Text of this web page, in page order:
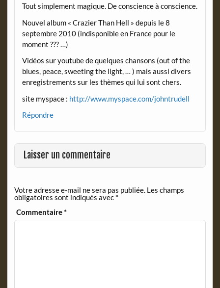
Tout simplement magique. De conscience à conscience.
Nouvel album « Crazier Than Hell » depuis le 8
septembre 2010 (indisponible en France pour le
moment ??? …)
Vidéos sur youtube de quelques chansons (out of the
blues, peace, sweeting the light, … ) mais aussi divers
enregistrements sur les thèmes qui lui sont chers.
site myspace : http://www.myspace.com/johntrudell
Répondre
Laisser un commentaire
Votre adresse e-mail ne sera pas publiée. Les champs
obligatoires sont indiqués avec *
Commentaire*